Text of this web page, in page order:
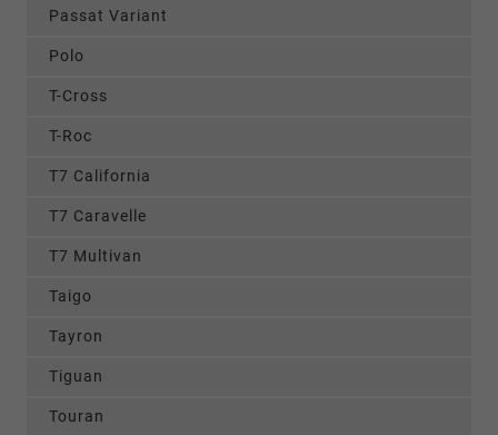
Passat Variant
Polo
T-Cross
T-Roc
T7 California
T7 Caravelle
T7 Multivan
Taigo
Tayron
Tiguan
Touran